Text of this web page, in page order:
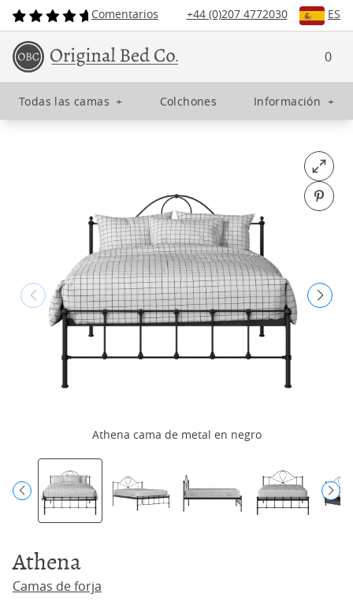
Comentarios +44 (0)207 4772030 ES
0
Todas las camas + Colchones Información +
Open
Pin
Athena cama de metal en negro
Athena
Camas de forja